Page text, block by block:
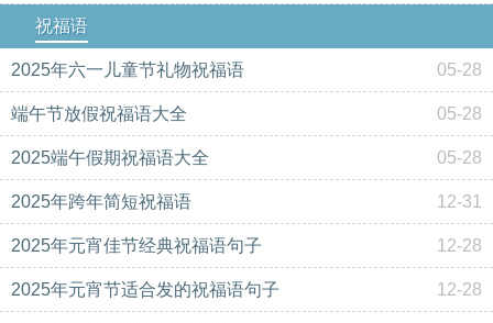
祝福语
2025年六一儿童节礼物祝福语 05-28
端午节放假祝福语大全 05-28
2025端午假期祝福语大全 05-28
2025年跨年简短祝福语 12-31
2025年元宵佳节经典祝福语句子 12-28
2025年元宵节适合发的祝福语句子 12-28